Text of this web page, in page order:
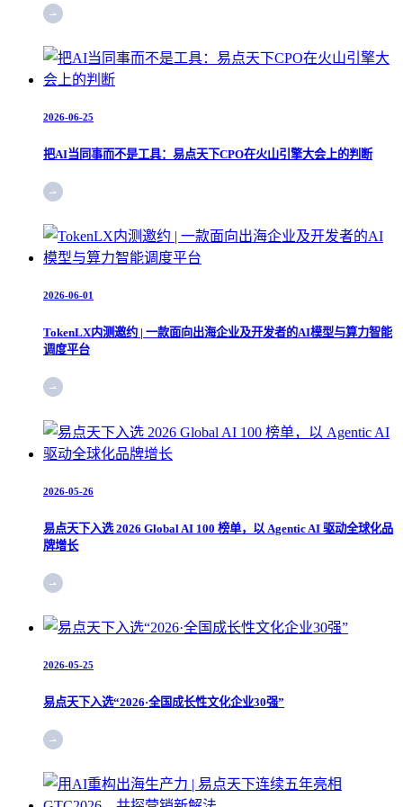
2026-06-25
把AI当同事而不是工具：易点天下CPO在火山引擎大会上的判断
2026-06-01
TokenLX内测邀约 | 一款面向出海企业及开发者的AI模型与算力智能
调度平台
2026-05-26
易点天下入选 2026 Global AI 100 榜单，以 Agentic AI 驱动全球化品
牌增长
2026-05-25
易点天下入选“2026·全国成长性文化企业30强”